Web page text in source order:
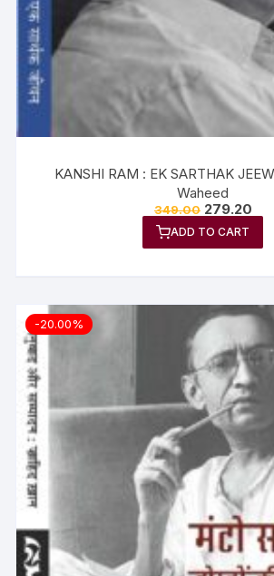
KANSHI RAM : EK SARTHAK
Waheed
349.00 279.20
ADD TO CART
-20.00%